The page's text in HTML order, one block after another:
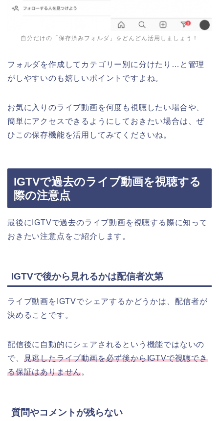
自分だけの「保存済みフォルダ」をどんどん活用しましょう！
フォルダを作成してカテゴリー別に分けたり…と管理
がしやすいのも嬉しいポイントですよね。
お気に入りのライブ動画を何度も視聴したい場合や、
簡単にアクセスできるようにしておきたい場合は、ぜ
ひこの保存機能を活用してみてくださいね。
IGTVで過去のライブ動画を視聴する
際の注意点
最後にIGTVで過去のライブ動画を視聴する際に知って
おきたい注意点をご紹介します。
IGTVで後から見れるかは配信者次第
ライブ動画をIGTVでシェアするかどうかは、配信者が
決めることです。
配信後に自動的にシェアされるという機能ではないの
で、 見逃したライブ動画を必ず後からIGTVで視聴でき
る保証はありません。
質問やコメントが残らない